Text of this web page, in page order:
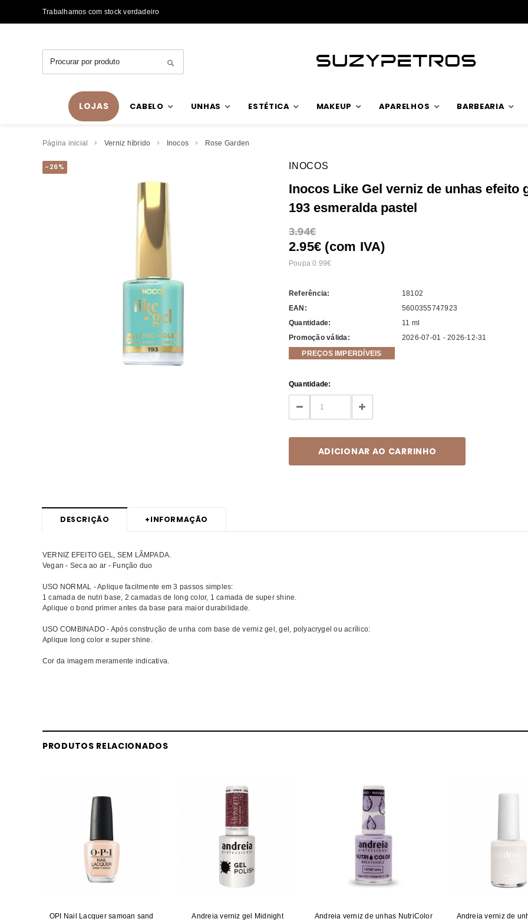
Trabalhamos com stock verdadeiro
LOJAS CABELO UNHAS ESTÉTICA MAKEUP APARELHOS BARBEARIA
Página inicial Verniz híbrido Inocos Rose Garden
-26% INOCOS
Inocos Like Gel verniz de unhas efeito
193 esmeralda pastel
3.94
2.95€ (com IVA)
Poupa 0.99
Referência:
18102
EAN:
5600355747923
Quantidade:
11 ml
Promoção válida:
2026-07-01 - 2026-12-31
PREÇOS IMPERDÍVEIS
Current
Stock:
Quantidade:
DECREASE
QUANTITY:
INCREASE
QUANTITY:
DESCRIÇÃO +INFORMAÇÃO
VERNIZ EFEITO GEL, SEM LÂMPADA.
Vegan - Seca ao ar - Função duo
USO NORMAL - Aplique facilmente em 3 passos simples:
1 camada de nutri base, 2 camadas de long color, 1 camada de super shine.
Aplique o bond primer antes da base para maior durabilidade.
USO COMBINADO - Após construção de unha com base de verniz gel, gel, polyacrygel ou acrílico:
Aplique long color e super shine.
Cor da imagem meramente indicativa.
PRODUTOS RELACIONADOS
OPI Nail Lacquer samoan sand
Andreia verniz gel Midnight
Andreia verniz de unhas NutriColor
Andreia verniz de